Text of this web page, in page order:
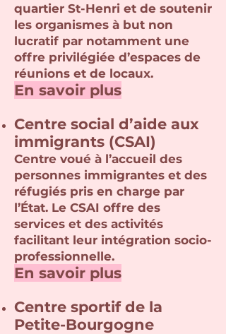
quartier St-Henri et de soutenir
les organismes à but non
lucratif par notamment une
offre privilégiée d’espaces de
réunions et de locaux.
En savoir plus
Centre social d’aide aux
immigrants (CSAI)
Centre voué à l’accueil des
personnes immigrantes et des
réfugiés pris en charge par
l’État. Le CSAI offre des
services et des activités
facilitant leur intégration socio-
professionnelle.
En savoir plus
Centre sportif de la
Petite-Bourgogne